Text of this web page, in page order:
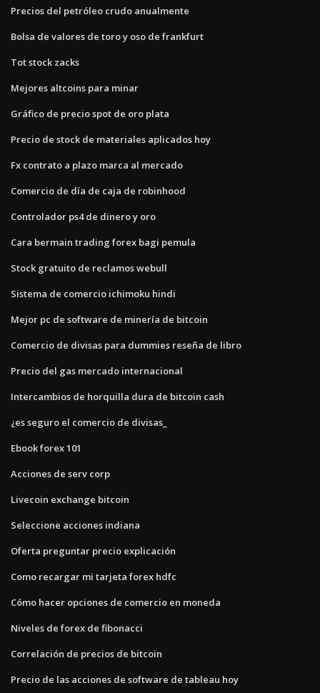
Precios del petróleo crudo anualmente
Bolsa de valores de toro y oso de frankfurt
Tot stock zacks
Mejores altcoins para minar
Gráfico de precio spot de oro plata
Precio de stock de materiales aplicados hoy
Fx contrato a plazo marca al mercado
Comercio de día de caja de robinhood
Controlador ps4 de dinero y oro
Cara bermain trading forex bagi pemula
Stock gratuito de reclamos webull
Sistema de comercio ichimoku hindi
Mejor pc de software de minería de bitcoin
Comercio de divisas para dummies reseña de libro
Precio del gas mercado internacional
Intercambios de horquilla dura de bitcoin cash
¿es seguro el comercio de divisas_
Ebook forex 101
Acciones de serv corp
Livecoin exchange bitcoin
Seleccione acciones indiana
Oferta preguntar precio explicación
Como recargar mi tarjeta forex hdfc
Cómo hacer opciones de comercio en moneda
Niveles de forex de fibonacci
Correlación de precios de bitcoin
Precio de las acciones de software de tableau hoy